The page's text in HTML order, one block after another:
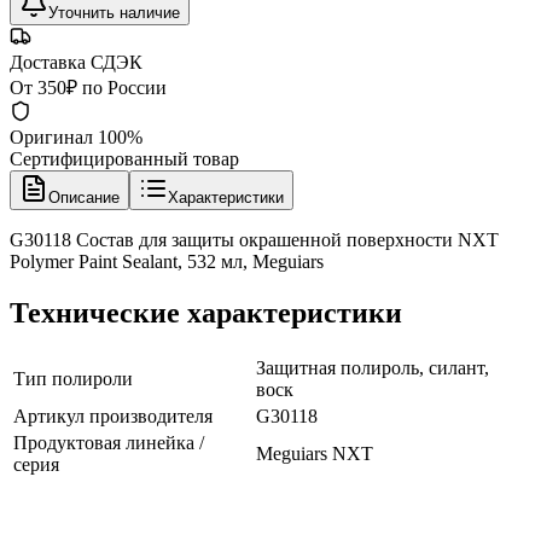
Уточнить наличие
Доставка СДЭК
От 350₽ по России
Оригинал 100%
Сертифицированный товар
Описание Характеристики
G30118 Состав для защиты окрашенной поверхности NXT
Polymer Paint Sealant, 532 мл, Meguiars
Технические характеристики
Тип полироли
Защитная полироль, силант,
воск
Артикул производителя
G30118
Продуктовая линейка /
серия
Meguiars NXT